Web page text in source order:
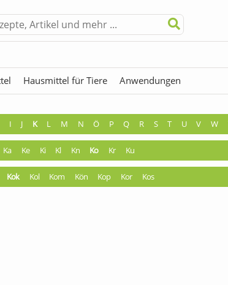
Hausmittel für Tiere Anwendungen
I J K L M N Ö P Q R S T U V W
Ka Ke Ki Kl Kn Ko Kr Ku
Kok Kol Kom Kön Kop Kor Kos